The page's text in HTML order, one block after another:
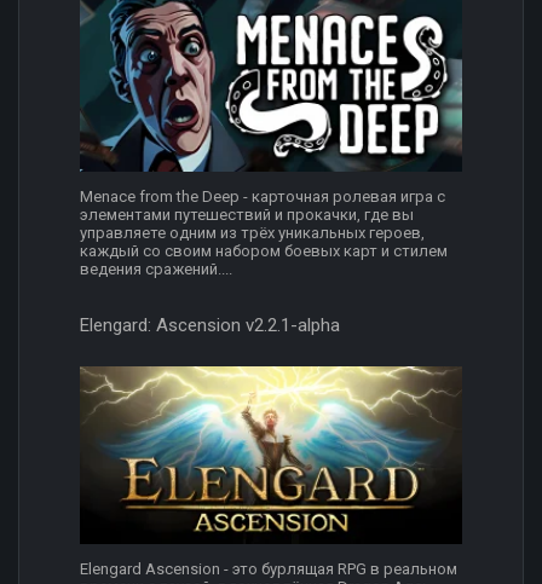
Menace from the Deep - карточная ролевая игра с
элементами путешествий и прокачки, где вы
управляете одним из трёх уникальных героев,
каждый со своим набором боевых карт и стилем
ведения сражений....
Elengard: Ascension v2.2.1-alpha
Elengard Ascension - это бурлящая RPG в реальном